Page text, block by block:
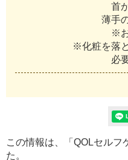
首
薄手
※
※化粧を落
必
この情報は、「QOLセルフ
た。